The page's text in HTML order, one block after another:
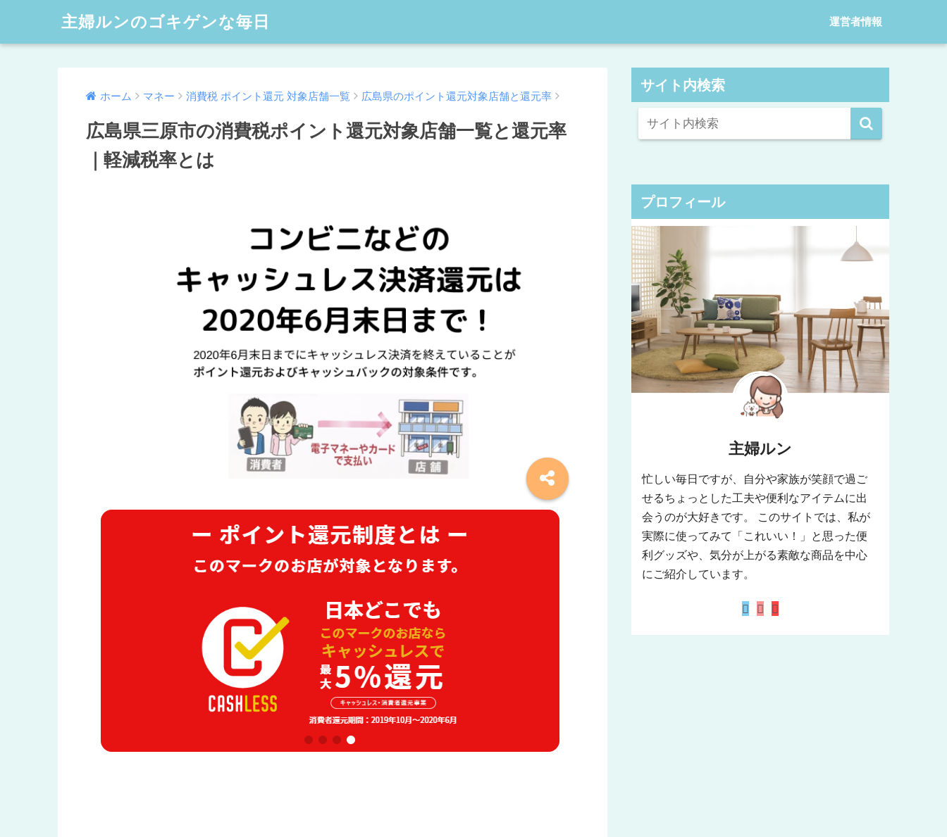
主婦ルンのゴキゲンな毎日 運営者情報
ホーム マネー 消費税 ポイント還元 対象店舗一覧 広島県のポイント還元対象店舗と還元率
広島県三原市の消費税ポイント還元対象店舗一覧と還元率
｜軽減税率とは
サイト内検索
プロフィール
主婦ルン
忙しい毎日ですが、自分や家族が笑顔で過ご
せるちょっとした工夫や便利なアイテムに出
会うのが大好きです。 このサイトでは、私が
実際に使ってみて「これいい！」と思った便
利グッズや、気分が上がる素敵な商品を中心
にご紹介しています。